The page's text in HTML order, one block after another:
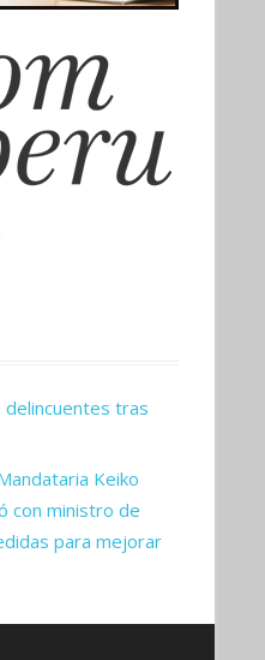
delincuentes tras
Keiko
con ministro de
para mejorar